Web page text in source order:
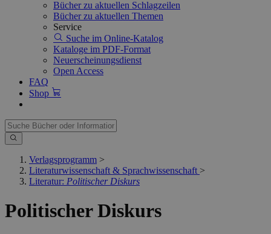
Bücher zu aktuellen Schlagzeilen
Bücher zu aktuellen Themen
Service
Suche im Online-Katalog
Kataloge im PDF-Format
Neuerscheinungsdienst
Open Access
FAQ
Shop
Verlagsprogramm >
Literaturwissenschaft & Sprachwissenschaft >
Literatur: Politischer Diskurs
Politischer Diskurs